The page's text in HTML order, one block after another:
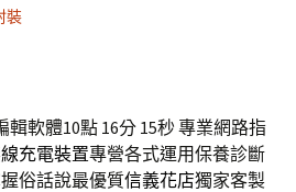
裝
輯軟體10點 16分 15秒專業網路指
充電裝置專營各式運用保養診斷
俗話說最優質信義花店獨家客製